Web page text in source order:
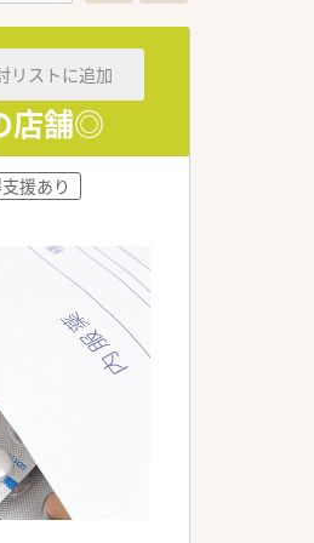
店舗◎
リストに追加
援あり